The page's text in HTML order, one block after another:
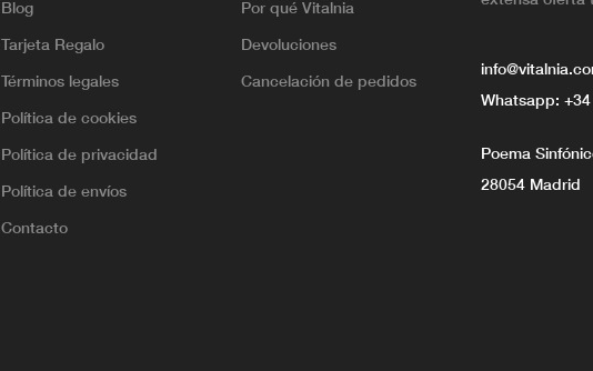
Blog
Tarjeta Regalo
Términos legales
Política de cookies
Política de privacidad
Política de envíos
Contacto
Por qué Vitalnia
Devoluciones
Cancelación de pedidos
Whatsapp:
Poema
28054 Madrid